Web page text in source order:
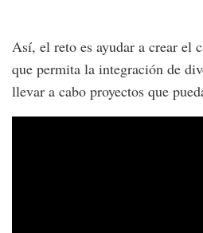
Así, el reto es ayudar a crear el
que permita la integración de
llevar a cabo proyectos que